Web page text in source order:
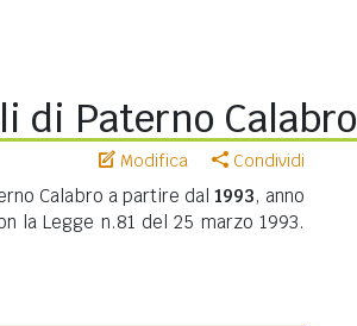
di Paterno Calabro
Modifica Condividi
Calabro a partire dal 1993, anno
la Legge n.81 del 25 marzo 1993.